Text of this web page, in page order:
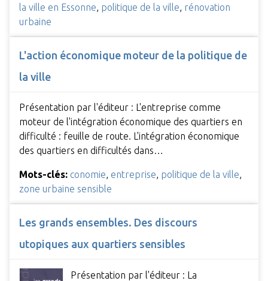
la ville en Essonne, politique de la ville, rénovation
urbaine
L'action économique moteur de la politique de
la ville
Présentation par l'éditeur : L'entreprise comme
moteur de l'intégration économique des quartiers en
difficulté : feuille de route. L'intégration économique
des quartiers en difficultés dans…
Mots-clés: conomie, entreprise, politique de la ville,
zone urbaine sensible
Les grands ensembles. Des discours
utopiques aux quartiers sensibles
Présentation par l'éditeur : La